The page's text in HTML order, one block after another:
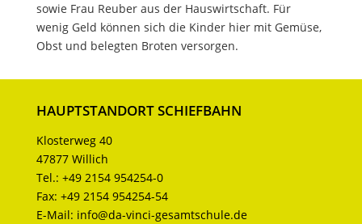
sowie Frau Reuber aus der Hauswirtschaft. Für
wenig Geld können sich die Kinder hier mit Gemüse,
Obst und belegten Broten versorgen.
HAUPTSTANDORT SCHIEFBAHN
Klosterweg 40
47877 Willich
Tel.: +49 2154 954254-0
Fax: +49 2154 954254-54
E-Mail: info@da-vinci-gesamtschule.de